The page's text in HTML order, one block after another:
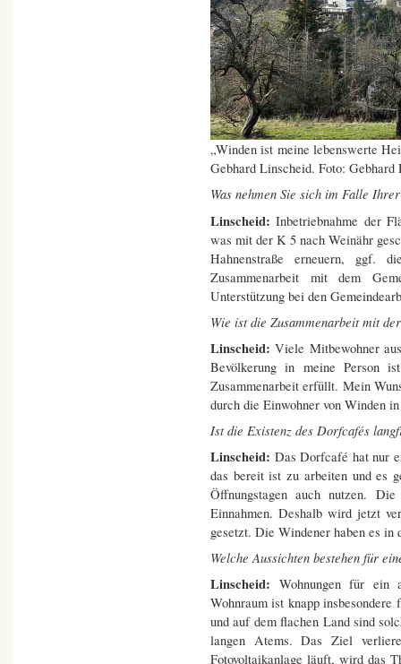
„Winden ist meine lebenswerte
Gebhard Linscheid. Foto: Gebhard
Was nehmen Sie sich im Falle
Linscheid: Inbetriebnahme der
was mit der K 5 nach Weinähr
Hahnenstraße erneuern, ggf.
Zusammenarbeit mit dem
Unterstützung bei den
Wie ist die Zusammenarbeit mit
Linscheid:Viele Mitbewohner
Bevölkerung in meine Person
Zusammenarbeit erfüllt. Mein
durch die Einwohner von Winden
Ist die Existenz des Dorfcafés
Linscheid: Das Dorfcafé hat nur
das bereit ist zu arbeiten und es
Öffnungstagen auch nutzen.
Einnahmen. Deshalb wird jetzt
gesetzt. Die Windener haben es
Welche Aussichten bestehen für
Linscheid: Wohnungen für ein
Wohnraum ist knapp
und auf dem flachen Land sind
langen Atems. Das Ziel
Fotovoltaikanlage läuft, wird das